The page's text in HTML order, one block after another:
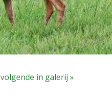
volgende in galerij »